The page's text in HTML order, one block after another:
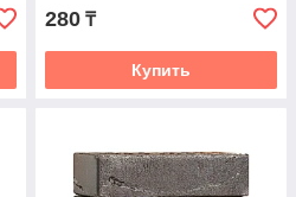
280 ₸
Купить